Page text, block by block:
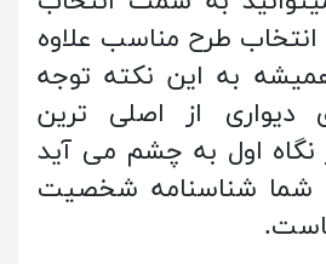
انتخاب طرح مناسب علاوه
همیشه به این نکته توجه
دیواری از اصلی ترین
اول به چشم می آید
شما شناسنامه شخصیت